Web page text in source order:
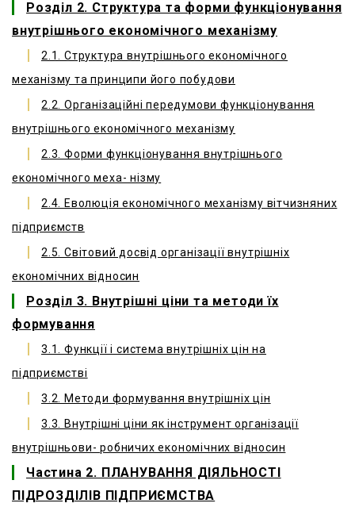
Розділ 2. Структура та форми функціонування
внутрішнього економічного механізму
2.1. Структура внутрішнього економічного
механізму та принципи його побудови
2.2. Організаційні передумови функціонування
внутрішнього економічного механізму
2.3. Форми функціонування внутрішнього
економічного меха- нізму
2.4. Еволюція економічного механізму вітчизняних
підприємств
2.5. Світовий досвід організації внутрішніх
економічних відносин
Розділ 3. Внутрішні ціни та методи їх
формування
3.1. Функції і система внутрішніх цін на
підприємстві
3.2. Методи формування внутрішніх цін
3.3. Внутрішні ціни як інструмент організації
внутрішньови- робничих економічних відносин
Частина 2. ПЛАНУВАННЯ ДІЯЛЬНОСТІ
ПІДРОЗДІЛІВ ПІДПРИЄМСТВА